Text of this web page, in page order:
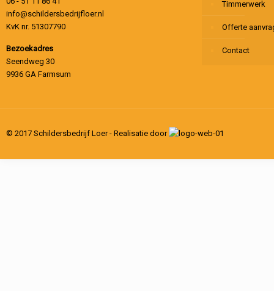
info@schildersbedrijfloer.nl
KvK nr. 51307790
Bezoekadres
Seendweg 30
9936 GA Farmsum
Timmerwerk
Offerte
Contact
© 2017 Schildersbedrijf Loer - Realisatie door